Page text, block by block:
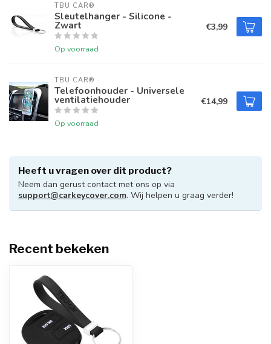
TBU CAR®
Sleutelhanger - Silicone -
Zwart
Op voorraad
€3,99
TBU CAR®
Telefoonhouder - Universele
ventilatiehouder
Op voorraad
€14,99
Heeft u vragen over dit product?
Neem dan gerust contact met ons op via
support@carkeycover.com. Wij helpen u graag verder!
Recent bekeken